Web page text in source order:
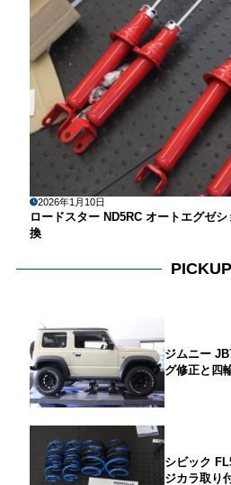
2026年1月10日
ロードスター ND5RC オートエグゼ
換
PICKUP
ジムニー
グ修正と四
シビック
ジカラ取り